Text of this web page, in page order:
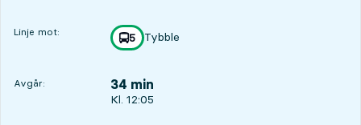
Linje mot: linje
5
mot
Tybble
,
Avgår: 34 min
Avgår, Kl. 12:05, om 34 min
Kl. 12:05